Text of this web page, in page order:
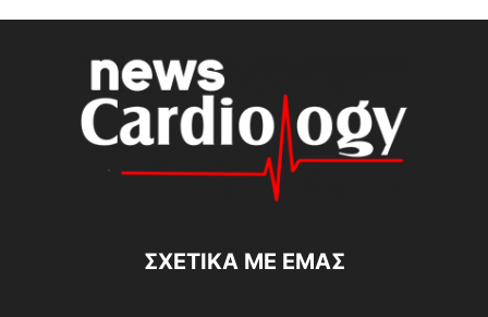
ΣΧΕΤΙΚΆ ΜΕ ΕΜΆΣ